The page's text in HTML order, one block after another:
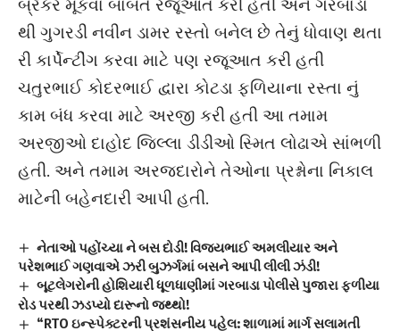
થી ગુગરડી નવીન ડામર રસ્તો બનેલ છે તેનું ધોવાણ થતા
રી કાર્પેન્ટીંગ કરવા માટે પણ રજૂઆત કરી હતી
ચતુરભાઈ કોદરભાઈ દ્વારા કોટડા ફળિયાના રસ્તા નું
કામ બંધ કરવા માટે અરજી કરી હતી આ તમામ
અરજીઓ દાહોદ જિલ્લા ડીડીઓ સ્મિત લોઢાએ સાંભળી
હતી. અને તમામ અરજદારોને તેઓના પ્રશ્નોના નિકાલ
માટેની બહેનદારી આપી હતી.
નેતાઓ પહોંચ્યા ને બસ દોડી! વિજયભાઈ અમલીયાર અને
પરેશભાઈ ગણવાએ ઝરી બુઝર્ગમાં બસને આપી લીલી ઝંડી!
બૂટલેગરોની હોશિયારી ધૂળધાણીમાં ગરબાડા પોલીસે પુજારા ફળીયા
રોડ પરથી ઝડપ્યો દારૂનો જથ્થો!
“RTO ઇન્સ્પેક્ટરની પ્રશંસનીય પહેલ: શાળામાં માર્ગ સલામતી